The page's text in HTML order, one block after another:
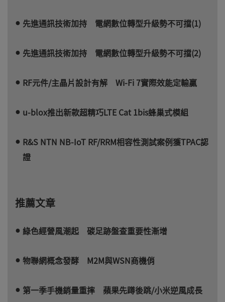
先進通訊技術加持 電網數位轉型升級勢不可擋(1)
先進通訊技術加持 電網數位轉型升級勢不可擋(2)
RF元件/主晶片設計有解 Wi-Fi 7實際效能定輸贏
u-blox推出新款超精巧LTE Cat 1bis蜂巢式模組
R&S NTN NB-IoT RF/RRM相容性測試案例獲TPAC認
證
推薦文章
綠色經營風潮起 碳足跡盤查重要性漸增
物聯網概念發酵 M2M與WSN商機俏
第一季手機銷量重摔 蘋果先蹲後跳/小米逆風成長